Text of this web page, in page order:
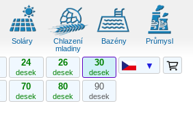
Soláry
Chlazení
mladiny
Bazény Průmysl
24
desek
26
desek
30
desek
70
desek
80
desek
90
desek
▼